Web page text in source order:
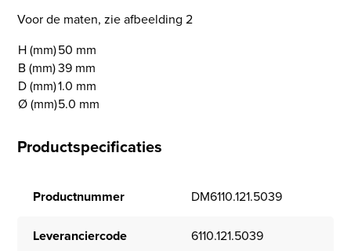
Voor de maten, zie afbeelding 2
H (mm)50 mm
B (mm)39 mm
D (mm)1.0 mm
Ø (mm)5.0 mm
Productspecificaties
Productnummer DM6110.121.5039
Leveranciercode 6110.121.5039